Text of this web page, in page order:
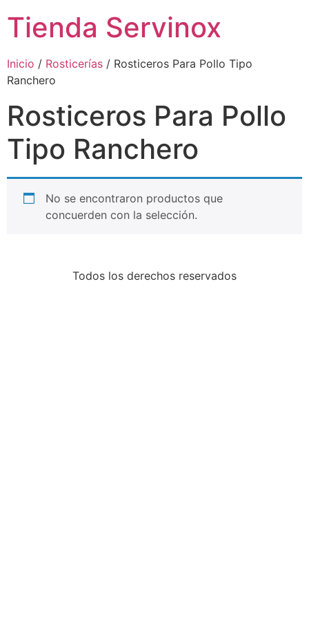
Tienda Servinox
Inicio / Rosticerías / Rosticeros Para Pollo Tipo
Ranchero
Rosticeros Para Pollo
Tipo Ranchero
No se encontraron productos que
concuerden con la selección.
Todos los derechos reservados